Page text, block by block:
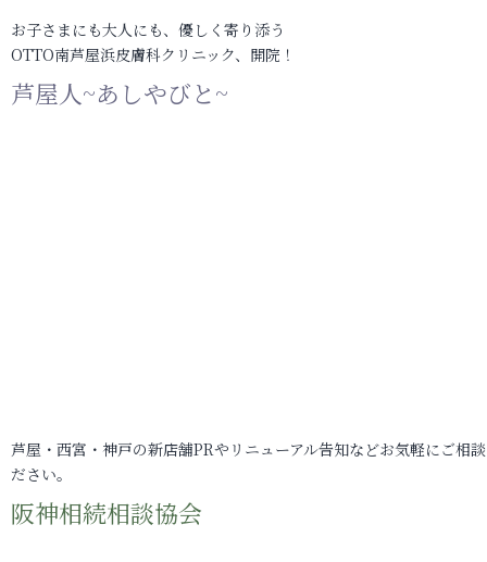
お子さまにも大人にも、優しく寄り添う
OTTO南芦屋浜皮膚科クリニック、開院！
芦屋人~あしやびと~
芦屋・西宮・神戸の新店舗PRやリニューアル告知などお気軽にご相
ださい。
阪神相続相談協会